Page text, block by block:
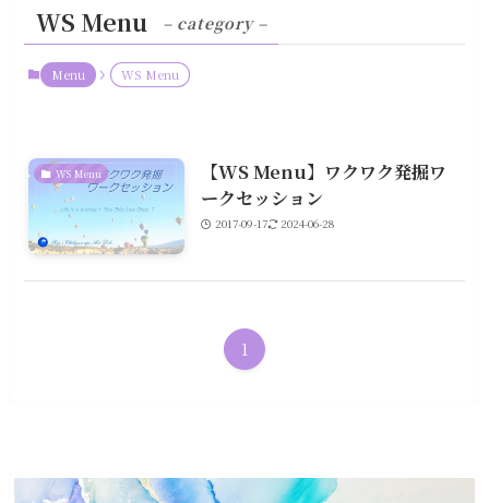
WS Menu – category –
Menu WS Menu
WS Menu
【WS Menu】ワクワク発掘ワ
ークセッション
2017-09-17 2024-06-28
1